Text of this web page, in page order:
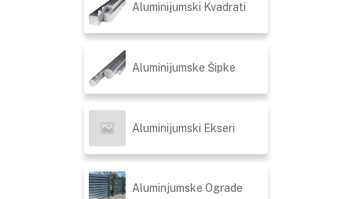
Aluminijumski Kvadrati
Aluminijumske Šipke
Aluminijumski Ekseri
Aluminjumske Ograde